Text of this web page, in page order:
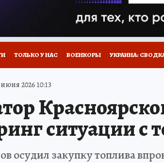
ТОЛЬКО У НАС ВОЕНКОРЫ УКРАИНА:
РОССИИ ЗАПОВЕДНАЯ РОССИЯ
2026 10:13
ситуации с
осудил закупку топлива